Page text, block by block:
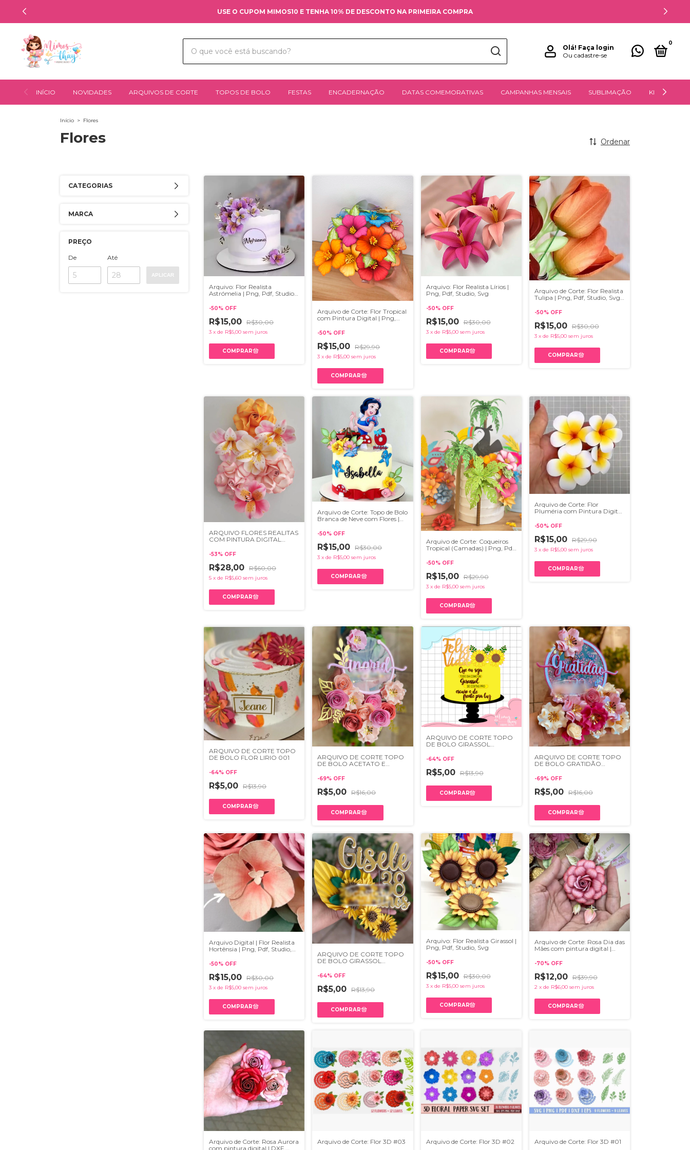
USE O CUPOM MIMOS10 E TENHA 10% DE DESCONTO NA PRIMEIRA COMPRA
Olá! Faça login
Ou cadastre-se
0
INÍCIO NOVIDADES ARQUIVOS DE CORTE TOPOS DE BOLO FESTAS ENCADERNAÇÃO DATAS COMEMORATIVAS CAMPANHAS MENSAIS SUBLIMAÇÃO KITS DIGITAIS
Início > Flores
Flores Ordenar
CATEGORIAS
MARCA
PREÇO
De Até
APLICAR
Arquivo: Flor Realista
Astrómelia | Png, Pdf, Studio,
-50% OFF
R$15,00 R$30,00
3 x de R$5,00 sem juros
Arquivo de Corte: Flor Tropical
com Pintura Digital | Png,
-50% OFF
R$15,00 R$29,90
3 xde R$5,00 sem juros
Arquivo: Flor Realista Lírios |
Png, Pdf, Studio, Svg
-50% OFF
R$15,00 R$30,00
3 x de R$5,00 sem juros
Arquivo de Corte: Flor Realista
Tulipa | Png, Pdf, Studio, Svg,
-50% OFF
R$15,00 R$30,00
3 x de R$5,00 sem juros
ARQUIVO FLORES REALITAS
COM PINTURA DIGITAL
-53% OFF
R$28,00 R$60,00
5 x de R$5,60 sem juros
Arquivo de Corte: Topo de Bolo
Branca de Neve com Flores |
-50% OFF
R$15,00 R$30,00
3 xde R$5,00 sem juros
Arquivo de Corte: Coqueiros
Tropical (Camadas) | Png, Pdf,
-50% OFF
R$15,00 R$29,90
3 x de R$5,00 sem juros
Arquivo de Corte: Flor
Pluméria com Pintura Digital|
-50% OFF
R$15,00 R$29,90
3 x de R$5,00 sem juros
ARQUIVO DE CORTE TOPO
DE BOLO FLOR LIRIO 001
-64% OFF
R$5,00 R$13,90
ARQUIVO DE CORTE TOPO
DE BOLO ACETATO E
-69% OFF
R$5,00 R$16,00
ARQUIVO DE CORTE TOPO
DE BOLO GIRASSOL
-64% OFF
R$5,00 R$13,90
ARQUIVO DE CORTE TOPO
DE BOLO GRATIDÃO
-69% OFF
R$5,00 R$16,00
Arquivo Digital | Flor Realista
Hortênsia | Png, Pdf, Studio,
-50% OFF
R$15,00 R$30,00
3 x de R$5,00 sem juros
ARQUIVO DE CORTE TOPO
DE BOLO GIRASSOL
-64% OFF
R$5,00 R$13,90
Arquivo: Flor Realista Girassol |
Png, Pdf, Studio, Svg
-50% OFF
R$15,00 R$30,00
3 x de R$5,00 sem juros
Arquivo de Corte: Rosa Dia das
Mães com pintura digital |
-70% OFF
R$12,00 R$39,90
2 x de R$6,00 sem juros
Arquivo de Corte: Rosa Aurora
com pintura digital | DXF,
Arquivo de Corte: Flor 3D #03 Arquivo de Corte: Flor 3D #02 Arquivo de Corte: Flor 3D #01